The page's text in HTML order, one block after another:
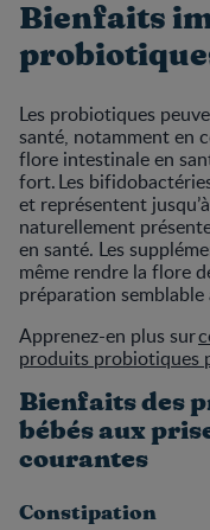
Bienfaits
Les probiotiques
santé, notamment en
flore intestinale en
fort. Les
et représentent
naturellement
en santé. Les
même rendre la flore
préparation
Apprenez-en plus sur
produits probiotiques
Bienfaits des
bébés aux
courantes
Constipation